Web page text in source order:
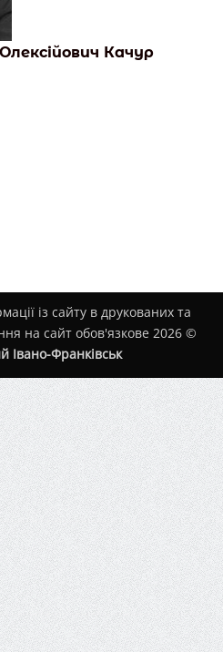
Качур
із сайту в друкованих та
на сайт обов'язкове 2026 ©
Івано-Франківськ